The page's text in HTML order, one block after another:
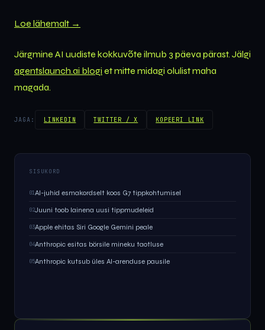
Loe lähemalt →
Järgmine AI uudiste kokkuvõte ilmub 3 päeva pärast. Jälgi
agentslaunch.ai blogi et mitte midagi olulist maha
magada.
JAGA: LINKEDIN TWITTER / X KOPEERI LINK
SISUKORD
01AI-juhid esmakordselt koos G7 tippkohtumisel
02Juuni toob lainena uusi tippmudeleid
03Apple ehitas Siri Google Gemini peale
04Anthropic esitas börsile mineku taotluse
05Anthropic kutsub üles AI-arenduse pausile